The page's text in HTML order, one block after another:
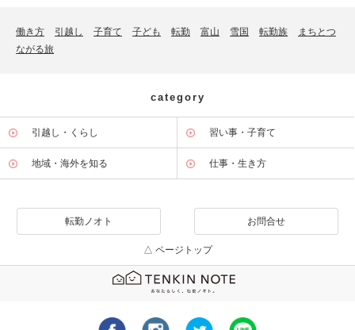
働き方 引越し 子育て 子ども 転勤 富山 雪国 転勤族
まちとつ
ながる旅
category
引越し・くらし 習い事・子育て
地域・海外を知る 仕事・生き方
転勤ノオト お問合せ
△ ページトップ